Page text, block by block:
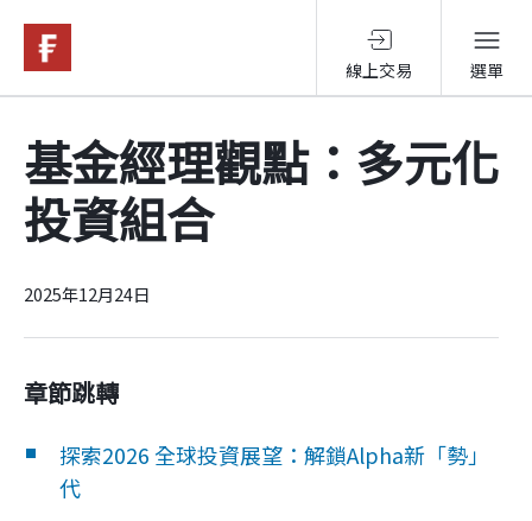
線上交易 選單
基金與配息
永續投資
投資洞見
投資解決方案
關於富達
基金經理觀點：多元化
投資組合
2025年12月24日
章節跳轉
探索2026 全球投資展望：解鎖Alpha新「勢」
代